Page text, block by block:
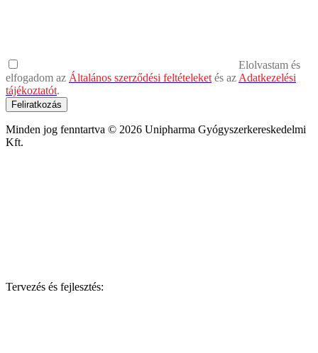
Elolvastam és
elfogadom az Általános szerződési feltételeket és az Adatkezelési
tájékoztatót.
Feliratkozás
Minden jog fenntartva © 2026 Unipharma Gyógyszerkereskedelmi
Kft.
Tervezés és fejlesztés: